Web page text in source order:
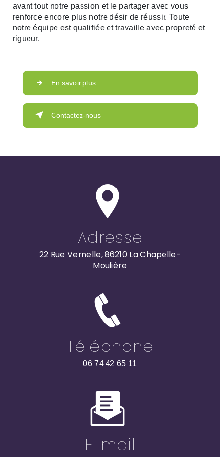
avant tout notre passion et le partager avec vous
renforce encore plus notre désir de réussir. Toute
notre équipe est qualifiée et travaille avec propreté et
rigueur.
En savoir plus
Contactez-nous
Adresse
22 Rue Vernelle, 86210 La Chapelle-
Moulière
Téléphone
06 74 42 65 11
E-mail